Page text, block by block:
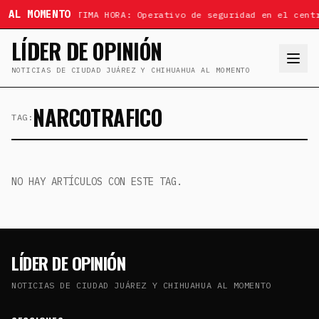
AL MOMENTOÚLTIMA HORA: Operativo de seguridad en el
LÍDER DE OPINIÓN
NOTICIAS DE CIUDAD JUÁREZ Y CHIHUAHUA AL MOMENTO
TAG: NARCOTRAFICO
NO HAY ARTÍCULOS CON ESTE TAG.
LÍDER DE OPINIÓN
NOTICIAS DE CIUDAD JUÁREZ Y CHIHUAHUA AL MOMENTO